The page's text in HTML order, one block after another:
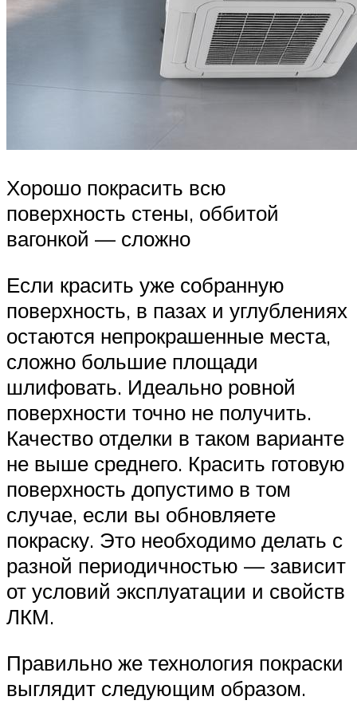
Хорошо покрасить всю
поверхность стены, оббитой
вагонкой — сложно
Если красить уже собранную
поверхность, в пазах и углублениях
остаются непрокрашенные места,
сложно большие площади
шлифовать. Идеально ровной
поверхности точно не получить.
Качество отделки в таком варианте
не выше среднего. Красить готовую
поверхность допустимо в том
случае, если вы обновляете
покраску. Это необходимо делать с
разной периодичностью — зависит
от условий эксплуатации и свойств
ЛКМ.
Правильно же технология покраски
выглядит следующим образом.